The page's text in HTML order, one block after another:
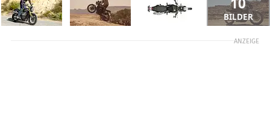
BILDER
ANZEIGE